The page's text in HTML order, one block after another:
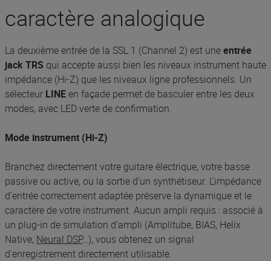
caractère analogique
La deuxième entrée de la SSL 1 (Channel 2) est uneentrée
jack TRS qui accepte aussi bien les niveaux instrument haute
impédance (Hi-Z) que les niveaux ligne professionnels. Un
sélecteur LINEen façade permet de basculer entre les deux
modes, avec LED verte de confirmation.
Mode instrument (Hi-Z)
Branchez directement votre guitare électrique, votre basse
passive ou active, ou la sortie d'un synthétiseur. L'impédance
d'entrée correctement adaptée préserve la dynamique et le
caractère de votre instrument. Aucun ampli requis : associé à
un plug-in de simulation d'ampli (Amplitube, BIAS, Helix
Native, Neural DSP…), vous obtenez un signal
d'enregistrement directement utilisable.